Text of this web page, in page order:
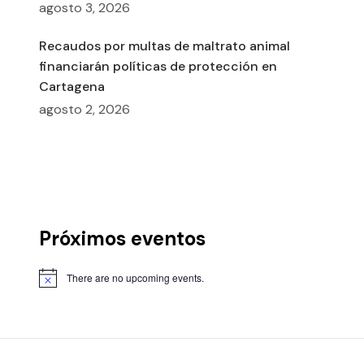
agosto 3, 2026
Recaudos por multas de maltrato animal
financiarán políticas de protección en
Cartagena
agosto 2, 2026
Próximos eventos
There are no upcoming events.